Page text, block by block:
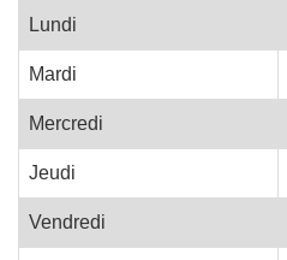
Lundi
Mardi
Mercredi
Jeudi
Vendredi